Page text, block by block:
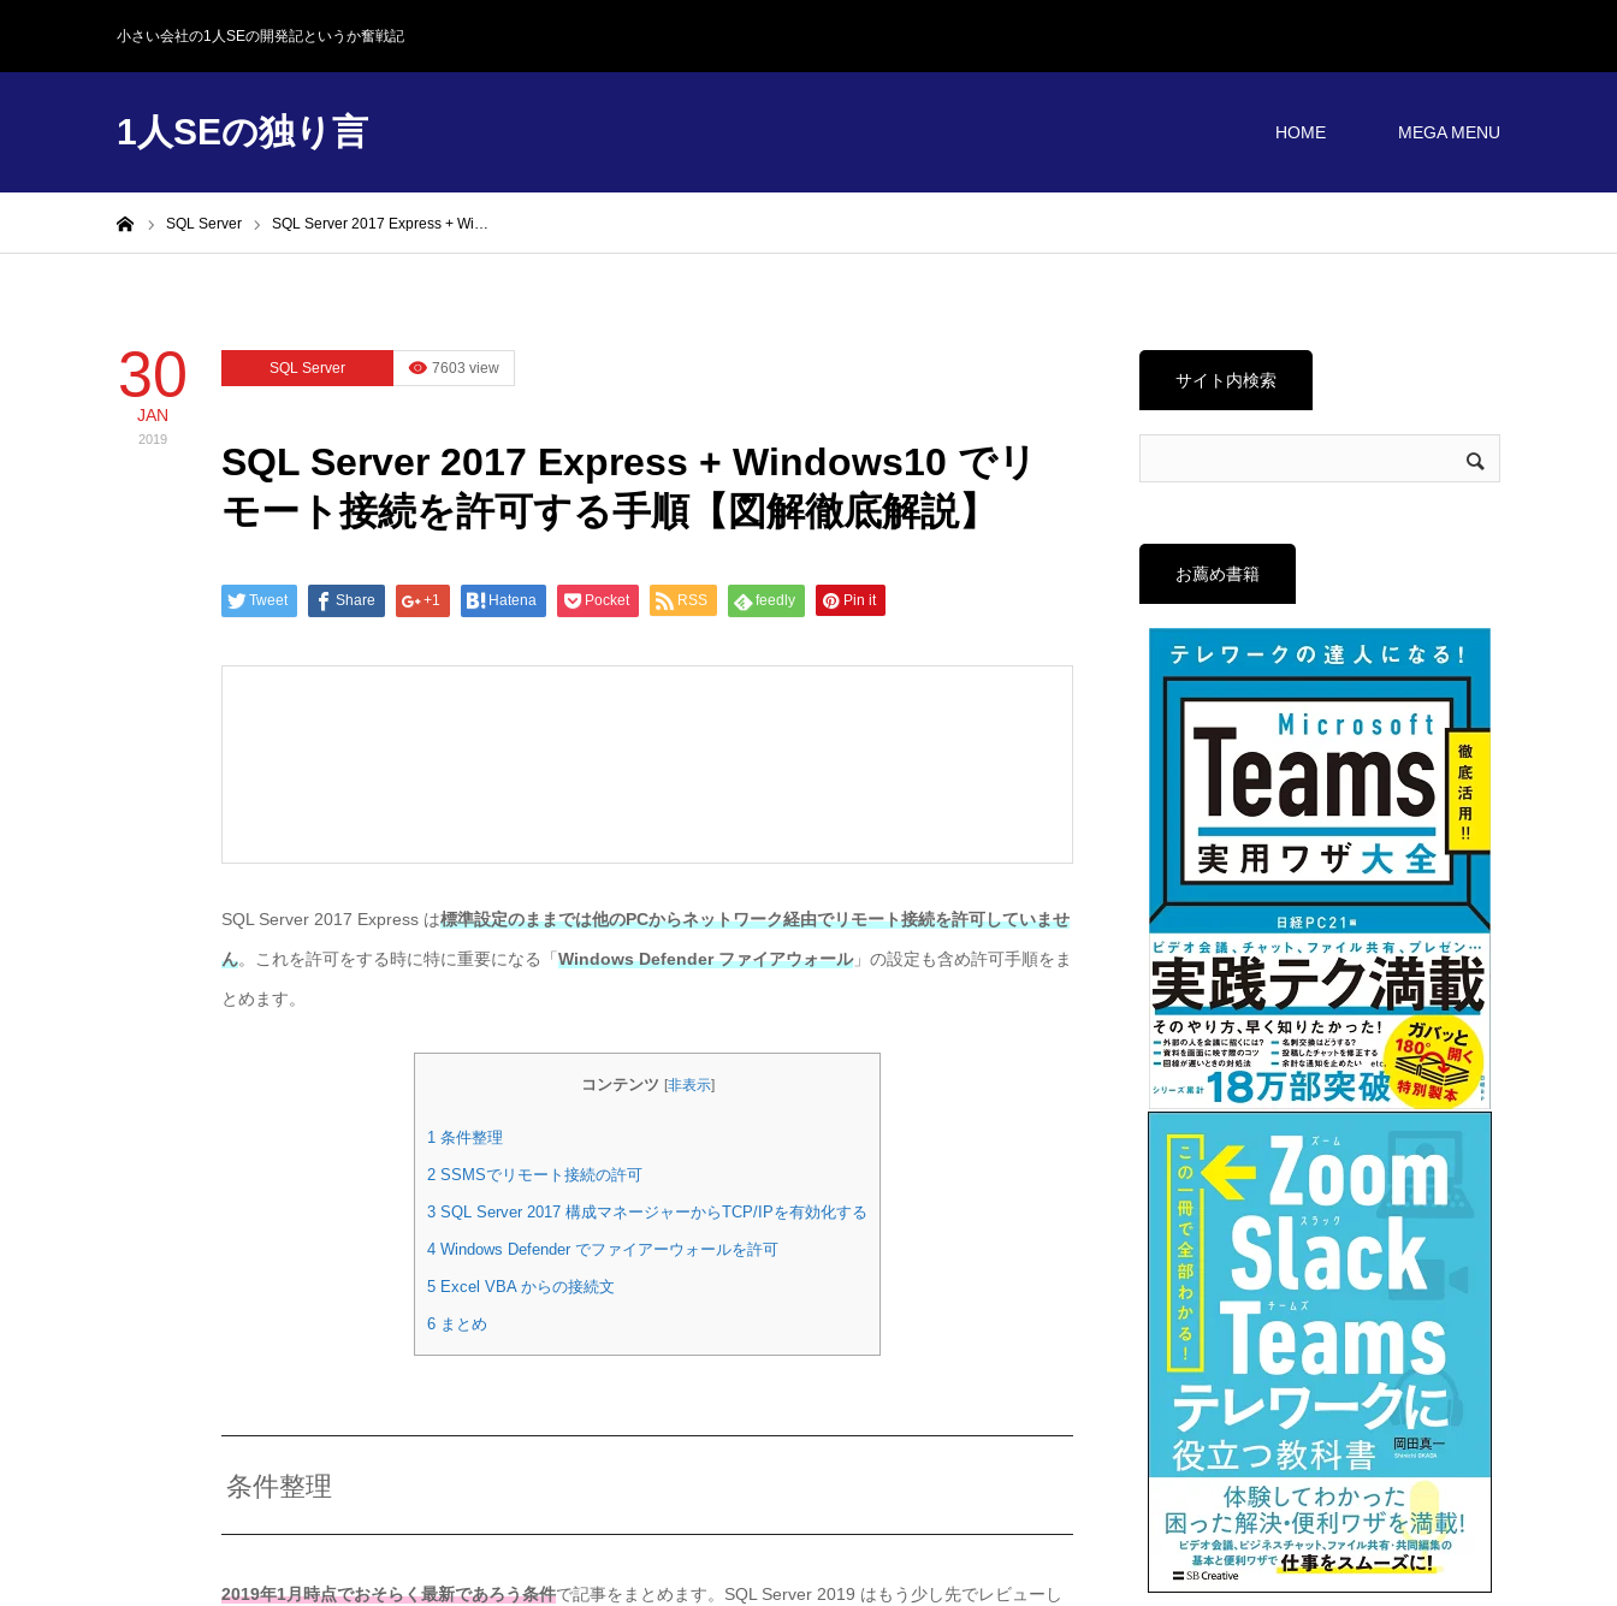
小さい会社の1人SEの開発記というか奮戦記
1人SEの独り言 HOME MEGA MENU
SQL Server SQL Server 2017 Express + Wi…
30
JAN
2019
SQL Server 7603 view
SQL Server 2017 Express + Windows10 でリ
モート接続を許可する手順【図解徹底解説】
Tweet Share +1 Hatena Pocket RSS feedly Pin it
SQL Server 2017 Express は標準設定のままでは他のPCからネットワーク経由でリモート接続を許可していませ
ん。これを許可をする時に特に重要になる「 Windows Defender ファイアウォール」の設定も含め許可手順をま
とめます。
コンテンツ [非表示]
1 条件整理
2 SSMSでリモート接続の許可
3 SQL Server 2017 構成マネージャーからTCP/IPを有効化する
4 Windows Defender でファイアーウォールを許可
5 Excel VBA からの接続文
6 まとめ
条件整理
2019年1月時点でおそらく最新であろう条件で記事をまとめます。SQL Server 2019 はもう少し先でレビューし
サイト内検索
お薦め書籍